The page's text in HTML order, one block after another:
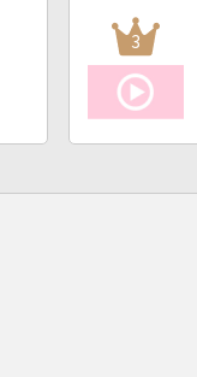
3